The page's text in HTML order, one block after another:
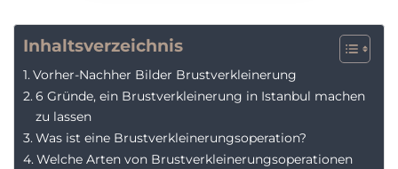
Inhaltsverzeichnis
Vorher-Nachher Bilder Brustverkleinerung
6 Gründe, ein Brustverkleinerung in Istanbul machen
zu lassen
Was ist eine Brustverkleinerungsoperation?
Welche Arten von Brustverkleinerungsoperationen